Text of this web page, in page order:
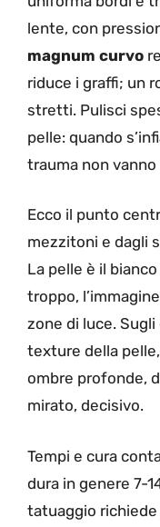
lente, con
magnum curvo
riduce i graffi; un
stretti. Pulisci
pelle: quando
trauma non vanno
Ecco il punto
mezzitoni e dagli
La pelle è il
troppo,
zone di luce.
texture della
ombre profonde,
mirato, decisivo.
Tempi e cura
dura in genere 7-
tatuaggio